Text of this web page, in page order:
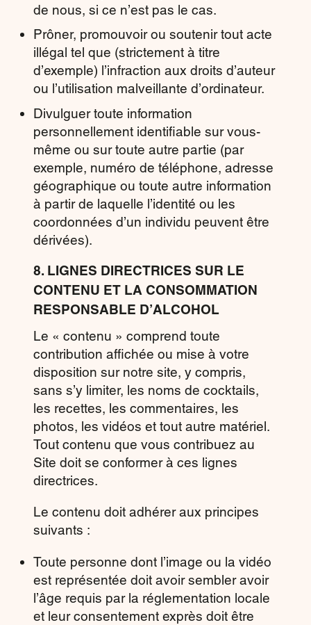
de nous, si ce n’est pas le cas.
Prôner, promouvoir ou soutenir tout acte
illégal tel que (strictement à titre
d’exemple) l’infraction aux droits d’auteur
ou l’utilisation malveillante d’ordinateur.
Divulguer toute information
personnellement identifiable sur vous-
même ou sur toute autre partie (par
exemple, numéro de téléphone, adresse
géographique ou toute autre information
à partir de laquelle l’identité ou les
coordonnées d’un individu peuvent être
dérivées).
8. LIGNES DIRECTRICES SUR LE
CONTENU ET LA CONSOMMATION
RESPONSABLE D’ALCOHOL
Le « contenu » comprend toute
contribution affichée ou mise à votre
disposition sur notre site, y compris,
sans s’y limiter, les noms de cocktails,
les recettes, les commentaires, les
photos, les vidéos et tout autre matériel.
Tout contenu que vous contribuez au
Site doit se conformer à ces lignes
directrices.
Le contenu doit adhérer aux principes
suivants :
Toute personne dont l’image ou la vidéo
est représentée doit avoir sembler avoir
l’âge requis par la réglementation locale
et leur consentement exprès doit être